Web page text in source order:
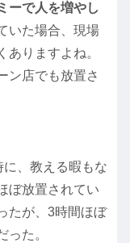
ーで人を増やし
いた場合、現場
ありますよね。
ン店でも放置さ
、教える暇もな
ぼ放置されてい
たが、3時間ほぼ
った。